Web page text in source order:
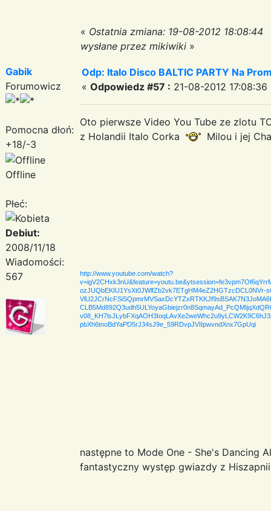
« Ostatnia zmiana: 19-08-2012 18:08:44
wysłane przez mikiwiki »
Gabik
Forumowicz
Pomocna dłoń:
+18/-3
Offline
Płeć:
Debiut:
2008/11/18
Wiadomości:
567
Odp: Italo Disco BALTIC PARTY Na
« Odpowiedz #57 : 21-08-2012 17:08:36
Oto pierwsze Video You Tube ze zlotu
z Holandii Italo Corka
Milou i jej
http://www.youtube.com/watch?
ozJUQbEKIU1YsXt0JWlfZb2vk7ETgHM4eZ2HGTzcDCL0NVr-
pbXh6tnoBdYaPD5rJ34sJ9e_59RDvpJVIIpwvndXnx7GpUqi
następne to Mode One - She's Dancing
fantastyczny występ gwiazdy z